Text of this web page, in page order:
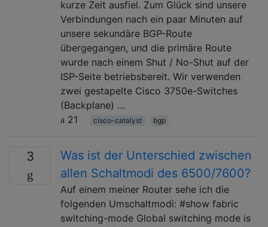
kurze Zeit ausfiel. Zum Glück sind unsere
Verbindungen nach ein paar Minuten auf
unsere sekundäre BGP-Route
übergegangen, und die primäre Route
wurde nach einem Shut / No-Shut auf der
ISP-Seite betriebsbereit. Wir verwenden
zwei gestapelte Cisco 3750e-Switches
(Backplane) …
21
cisco-catalyst bgp
3
Was ist der Unterschied zwischen
allen Schaltmodi des 6500/7600?
Auf einem meiner Router sehe ich die
folgenden Umschaltmodi: #show fabric
switching-mode Global switching mode is